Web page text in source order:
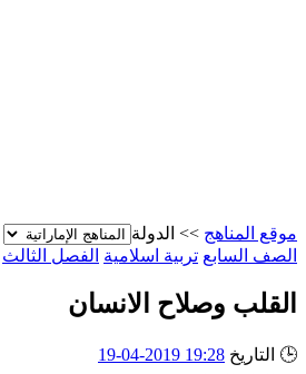
موقع المناهج >> الدولة
الصف السابع تربية اسلامية الفصل الثالث
القلب وصلاح الانسان
🕒 التاريخ 19:28 2019-04-19